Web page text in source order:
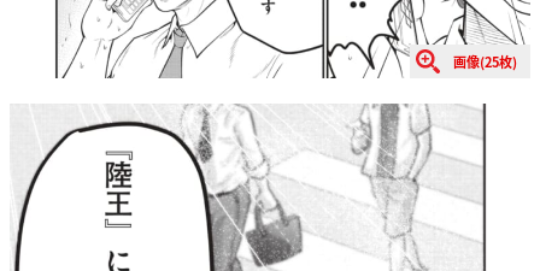
画像(25枚)